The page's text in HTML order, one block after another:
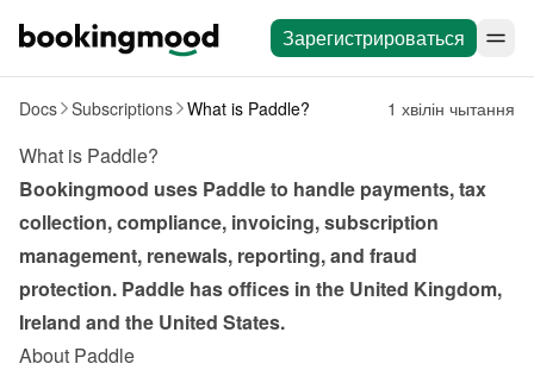
Зарегистрироваться
Docs Subscriptions What is Paddle? 1 хвілін чытання
What is Paddle?
Bookingmood uses Paddle to handle payments, tax
collection, compliance, invoicing, subscription
management, renewals, reporting, and fraud
protection. Paddle has offices in the United Kingdom,
Ireland and the United States.
About Paddle